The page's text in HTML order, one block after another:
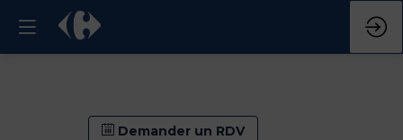
Demander un RDV